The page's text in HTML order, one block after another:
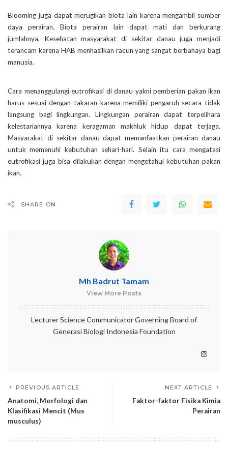
Blooming juga dapat merugikan biota lain karena mengambil sumber
daya perairan. Biota perairan lain dapat mati dan berkurang
jumlahnya. Kesehatan masyarakat di sekitar danau juga menjadi
terancam karena HAB menhasilkan racun yang sangat berbahaya bagi
manusia.
Cara menanggulangi eutrofikasi di danau yakni pemberian pakan ikan
harus sesuai dengan takaran karena memiliki pengaruh secara tidak
langsung bagi lingkungan. Lingkungan perairan dapat terpelihara
kelestariannya karena keragaman makhluk hidup dapat terjaga.
Masyarakat di sekitar danau dapat memanfaatkan perairan danau
untuk memenuhi kebutuhan sehari-hari. Selain itu cara mengatasi
eutrofikasi juga bisa dilakukan dengan mengetahui kebutuhan pakan
ikan.
SHARE ON
Mh Badrut Tamam
View More Posts
Lecturer Science Communicator Governing Board of
Generasi Biologi Indonesia Foundation
PREVIOUS ARTICLE
Anatomi, Morfologi dan
Klasifikasi Mencit (Mus
musculus)
NEXT ARTICLE
Faktor-faktor Fisika Kimia
Perairan